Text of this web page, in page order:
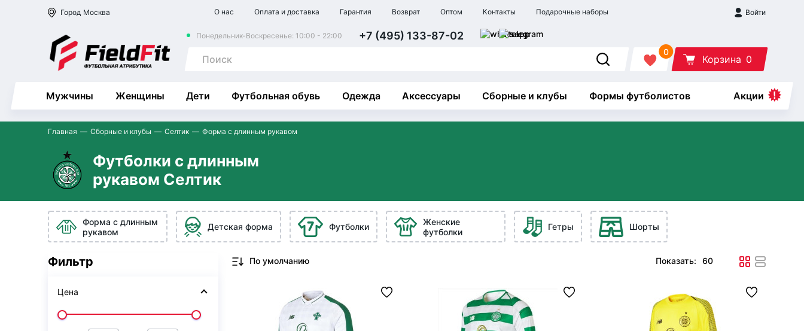
Город Москва О нас Оплата и доставка Гарантия Возврат Оптом Контакты Подарочные наборы Войти
Понедельник-Воскресенье: 10:00 - 22:00 +7 (495) 133-87-02
0
Корзина 0
Мужчины Женщины Дети Футбольная обувь Одежда Аксессуары Сборные и клубы Формы футболистов Акции
Главная Сборные и клубы Селтик Форма с длинным рукавом
Футболки с длинным
рукавом Селтик
Форма с длинным
рукавом
Детская форма Футболки
Женские
футболки
Гетры Шорты
Фильтр
Цена
Показать: